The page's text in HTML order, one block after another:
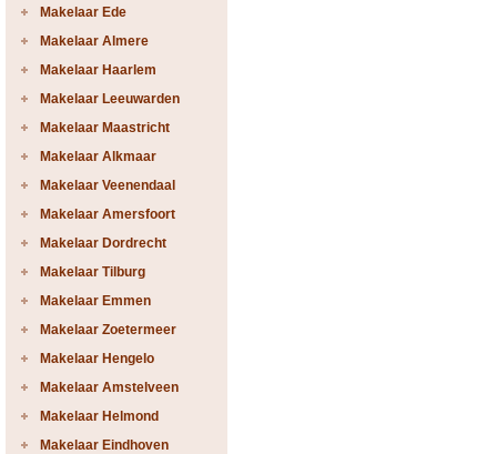
Makelaar Ede
Makelaar Almere
Makelaar Haarlem
Makelaar Leeuwarden
Makelaar Maastricht
Makelaar Alkmaar
Makelaar Veenendaal
Makelaar Amersfoort
Makelaar Dordrecht
Makelaar Tilburg
Makelaar Emmen
Makelaar Zoetermeer
Makelaar Hengelo
Makelaar Amstelveen
Makelaar Helmond
Makelaar Eindhoven